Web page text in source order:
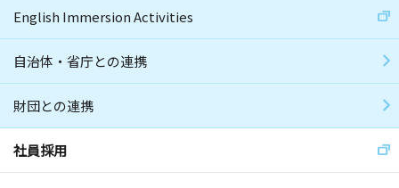
English Immersion Activities
自治体・省庁との連携
財団との連携
社員採用